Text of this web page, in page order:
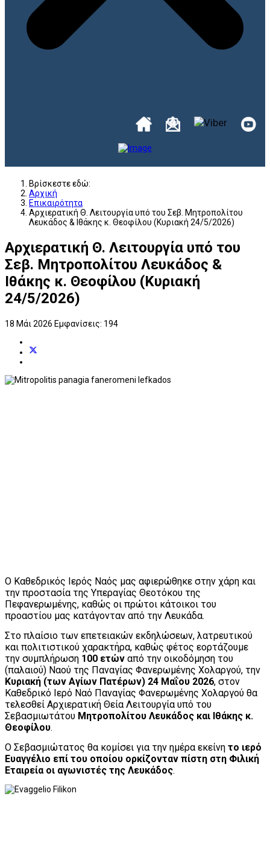
Βρίσκεστε εδώ:
Αρχική
Επικαιρότητα
Αρχιερατική Θ. Λειτουργία υπό του Σεβ. Μητροπολίτου
Λευκάδος & Ιθάκης κ. Θεοφίλου (Κυριακή 24/5/2026)
Αρχιερατική Θ. Λειτουργία υπό του
Σεβ. Μητροπολίτου Λευκάδος &
Ιθάκης κ. Θεοφίλου (Κυριακή
24/5/2026)
18 Μάι 2026 Εμφανίσεις: 194
Ο Καθεδρικός Ιερός Ναός μας αφιερώθηκε στην χάρη και
την προστασία της Υπεραγίας Θεοτόκου της
Πεφανερωμένης, καθώς οι πρώτοι κάτοικοι του
προαστίου μας κατάγονταν από την Λευκάδα.
Στο πλαίσιο των επετειακών εκδηλώσεων, λατρευτικού
και πολιτιστικού χαρακτήρα, καθώς φέτος εορτάζουμε
την συμπλήρωση 100 ετών από την οικοδόμηση του
(παλαιού) Ναού της Παναγίας Φανερωμένης Χολαργού, την
Κυριακή (των Αγίων Πατέρων) 24 Μαΐου 2026, στον
Καθεδρικό Ιερό Ναό Παναγίας Φανερωμένης Χολαργού θα
τελεσθεί Αρχιερατική Θεία Λειτουργία υπό του
Σεβασμιωτάτου Μητροπολίτου Λευκάδος και Ιθάκης κ.
Θεοφίλου.
O Σεβασμιώτατος θα κομίσει για την ημέρα εκείνη το ιερό
Ευαγγέλιο επί του οποίου ορκίζονταν πίστη στη Φιλική
Εταιρεία οι αγωνιστές της Λευκάδος.